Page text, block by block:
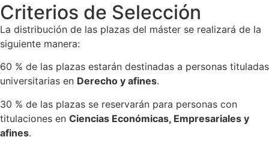
Criterios de Selección
La distribución de las plazas del máster se realizará de la
siguiente manera:
60 % de las plazas estarán destinadas a personas tituladas
universitarias en Derecho y afines.
30 % de las plazas se reservarán para personas con
titulaciones en Ciencias Económicas, Empresariales y
afines.